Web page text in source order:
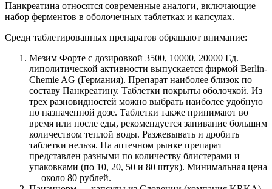
Панкреатина относятся современные аналоги, включающие
набор ферментов в оболочечных таблетках и капсулах.
Среди таблетированных препаратов обращают внимание:
Мезим Форте с дозировкой 3500, 10000, 20000 Ед.
липолитической активности выпускается фирмой Berlin-
Chemie AG (Германия). Препарат наиболее близок по
составу Панкреатину. Таблетки покрыты оболочкой. Из
трех разновидностей можно выбрать наиболее удобную
по назначенной дозе. Таблетки также принимают во
время или после еды, рекомендуется запивание большим
количеством теплой воды. Разжевывать и дробить
таблетки нельзя. На аптечном рынке препарат
представлен разными по количеству блистерами и
упаковками (по 10, 20, 50 и 80 штук). Минимальная цена
— около 80 рублей.